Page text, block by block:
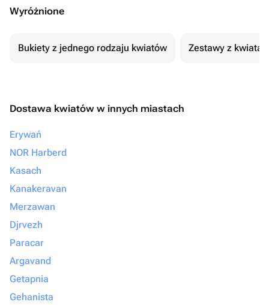
Wyróżnione
Bukiety z jednego rodzaju kwiatów Zestawy z
Dostawa kwiatów w innych miastach
Erywań
NOR Harberd
Kasach
Kanakeravan
Merzawan
Djrvezh
Paracar
Argavand
Getapnia
Gehanista